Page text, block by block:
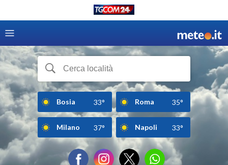
Bosia 33° Roma 35°
Milano 37° Napoli 33°